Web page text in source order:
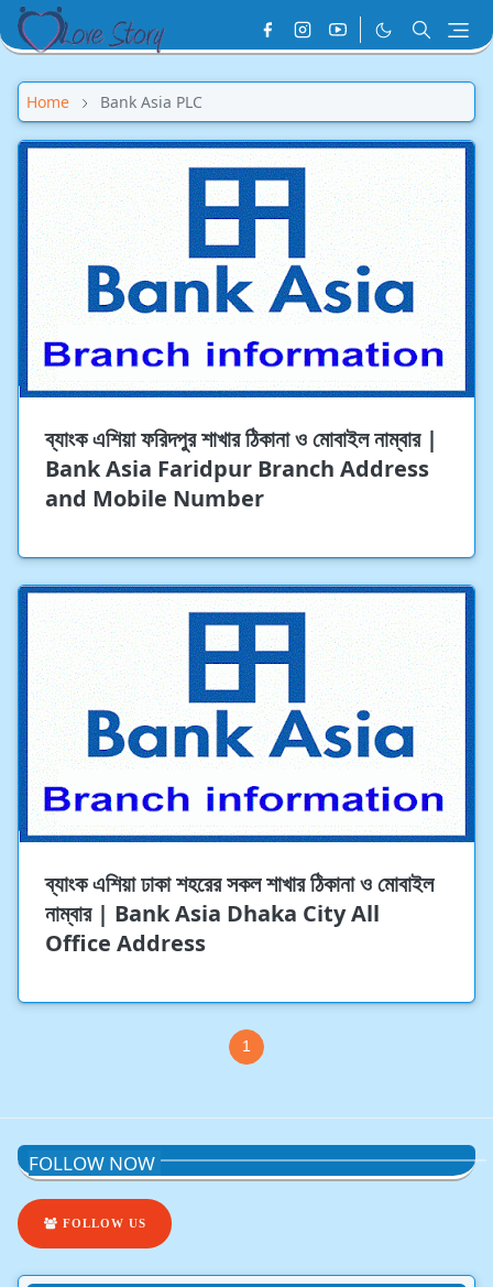
Home Bank Asia PLC
ব্যাংক এশিয়া ফরিদপুর শাখার ঠিকানা ও মোবাইল নাম্বার |
Bank Asia Faridpur Branch Address
and Mobile Number
ব্যাংক এশিয়া ঢাকা শহরের সকল শাখার ঠিকানা ও মোবাইল
নাম্বার | Bank Asia Dhaka City All
Office Address
1
FOLLOW NOW
FOLLOW US